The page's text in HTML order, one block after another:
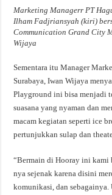
Marketing Managerr PT
Ilham Fadjriansyah (kiri)
Communication Grand City
Wijaya
Sementara itu Manager
Surabaya, Iwan Wijaya
Playground ini bisa menjadi
suasana yang nyaman dan
macam kegiatan seperti ice
pertunjukkan sulap dan
“Bermain di Hooray ini kami
nya sejenak karena disini
komunikasi, dan